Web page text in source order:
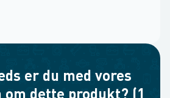
er du med vores